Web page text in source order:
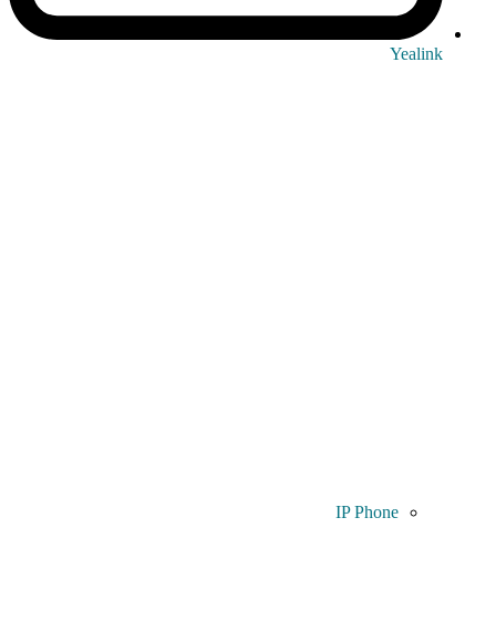
Yealink
IP Phone